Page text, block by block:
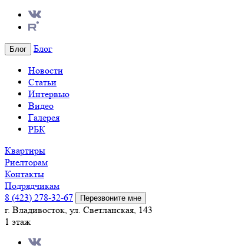
Блог
Блог
Новости
Статьи
Интервью
Видео
Галерея
РБК
Квартиры
Риелторам
Контакты
Подрядчикам
8 (423) 278-32-67
Перезвоните мне
г. Владивосток, ул. Светланская, 143
1 этаж